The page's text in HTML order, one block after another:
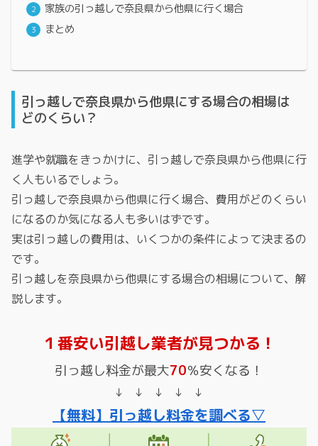
家族の引っ越しで奈良県から他県に行く場合
まとめ
引っ越しで奈良県から他県にする場合の相場は
どのくらい？
進学や就職をきっかけに、引っ越しで奈良県から他県に行
く人もいるでしょう。
引っ越しで奈良県から他県に行く場合、費用がどのくらい
になるのか気になる人も多いはずです。
実は引っ越しの費用は、いくつかの条件によって決まるの
です。
引っ越しを奈良県から他県にする場合の相場について、解
説します。
１番安い引越し業者が見つかる！
引っ越し料金が最大70％安くなる！
↓ ↓ ↓ ↓ ↓
【無料】引っ越し料金を調べる▽